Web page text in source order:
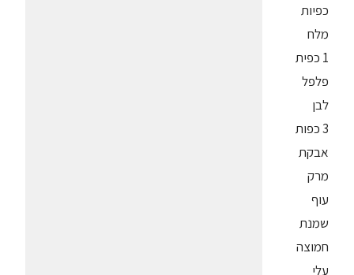
כפיות
מלח
1 כפית
פלפל
לבן
3 כפות
אבקת
מרק
עוף
שמנת
חמוצה
עלי